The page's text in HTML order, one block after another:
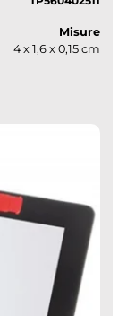
Misure
4 x 1,6 x 0,15 cm